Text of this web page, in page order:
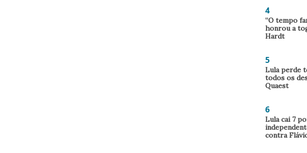
4
“O tempo
honrou a
Hardt
5
Lula perde
todos os
Quaest
6
Lula cai 7
contra